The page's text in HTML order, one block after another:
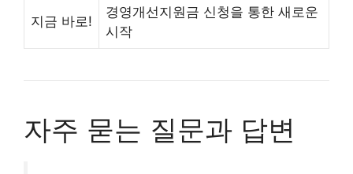
지금 바로!
경영개선지원금 신청을 통한 새로운
시작
자주 묻는 질문과 답변